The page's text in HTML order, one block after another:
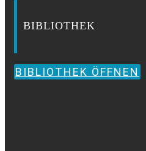
BIBLIOTHEK
BIBLIOTHEK ÖFFNEN